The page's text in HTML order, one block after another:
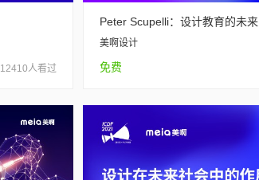
12410人看过
Peter Scupelli：设计教育的未来
美啊设计
免费